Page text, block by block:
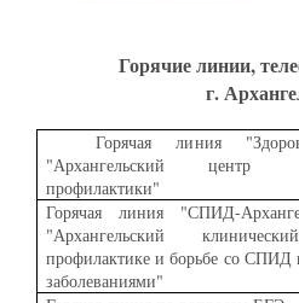
Горячие линии,
г.
Горячая линия
"Архангельский центр
профилактики"
Горячая линия "СПИД-
"Архангельский
профилактике и борьбе со
заболеваниями"